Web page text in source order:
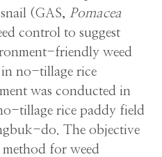
(GAS, Pomacea
control to suggest
friendly weed
in no-tillage rice
was conducted in
tillage rice paddy field
do. The objective
method for weed